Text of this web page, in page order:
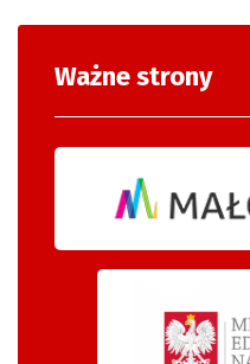
Ważne strony